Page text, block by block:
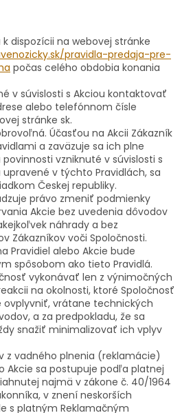
dispozícii na webovej stránke
pravidla-predaja-pre-
počas celého obdobia konania
v súvislosti s Akciou kontaktovať
alebo telefónnom čísle
stránke sk.
Účasťou na Akcii Zákazník
a zaväzuje sa ich plne
vzniknuté v súvislosti s
upravené v týchto Pravidlách, sa
Českej republiky.
právo zmeniť podmienky
Akcie bez uvedenia dôvodov
náhrady a bez
Zákazníkov voči Spoločnosti.
Pravidiel alebo Akcie bude
spôsobom ako tieto Pravidlá.
vykonávať len z výnimočných
na okolnosti, ktoré Spoločnosť
ovplyvniť, vrátane technických
a za predpokladu, že sa
snažiť minimalizovať ich vplyv
z vadného plnenia (reklamácie)
Akcie sa postupuje podľa platnej
najmä v zákone č. 40/1964
v znení neskorších
s platným Reklamačným